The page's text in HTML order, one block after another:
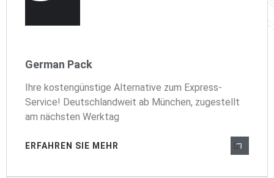
German Pack
Ihre kostengünstige Alternative zum Express-
Service! Deutschlandweit ab München, zugestellt
am nächsten Werktag
ERFAHREN SIE MEHR